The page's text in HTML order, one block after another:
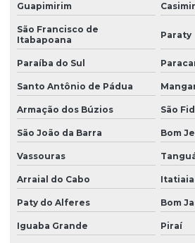
Manutenção ponte rolante rio de janeiro
Manutenção ponte rolante santa catarina
Manutenção ponte rolante swf
Manutenção preventiva de ponte rolante
Manutenção preventiva ponte rolante
Manutenção preventiva ponte rolante
Manutenção preventiva ponte rolante
Manutenção preventiva ponte rolante
Manutenção preventiva ponte rolante
Manutenção preventiva ponte rolante
Guapimirim
São Francisco de
Itabapoana
Paraty
Paraíba do Sul
Santo Antônio de Pádua
Armação dos Búzios São
São João da Barra Bom
Vassouras
Arraial do Cabo Itatiaia
Paty do Alferes Bom
Iguaba Grande Piraí